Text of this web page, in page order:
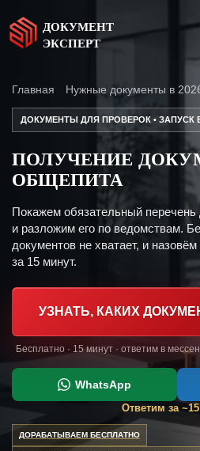
ДОКУМЕНТ
ЭКСПЕРТ
Главная Нужные документы в
ДОКУМЕНТЫ ДЛЯ ПРОВЕРОК • ЗАПУСК
ПОЛУЧЕНИЕ
ОБЩЕПИТА
Покажем обязательный
и разложим его по ведомствам.
документов не хватает, и
за 15 минут.
УЗНАТЬ, КАКИХ
Бесплатно · 15 минут · ответим в
WhatsApp
Ответим за
ДОРАБАТЫВАЕМ БЕСПЛАТНО